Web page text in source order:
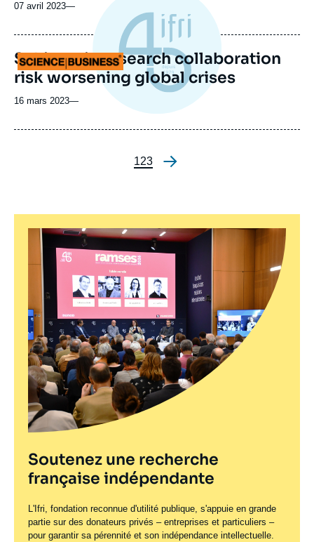
07 avril 2023—
Logo
Schisms in research collaboration
risk worsening global crises
16 mars 2023—
Pagination
Page
1Page
2Page
3
Soutenez une recherche
française indépendante
L'Ifri, fondation reconnue d'utilité publique, s'appuie en grande
partie sur des donateurs privés – entreprises et particuliers –
pour garantir sa pérennité et son indépendance intellectuelle.